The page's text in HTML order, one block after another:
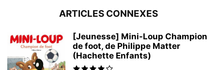
ARTICLES CONNEXES
[Jeunesse] Mini-Loup Champion
de foot, de Philippe Matter
(Hachette Enfants)